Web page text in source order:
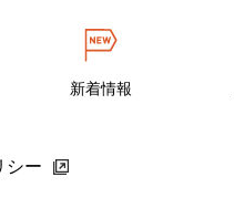
新着情報
シー